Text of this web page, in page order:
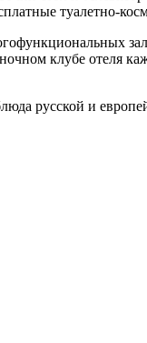
туалетно-
клубе
русской и